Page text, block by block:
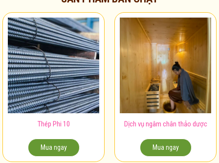
SẢN PHẨM BÁN CHẠY
Thép Phi 10
Mua ngay
Dịch vụ ngâm chân thảo dược
Mua ngay